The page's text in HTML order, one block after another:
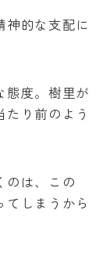
神的な支配に
態度。樹里が
り前のよう
のは、この
てしまうから